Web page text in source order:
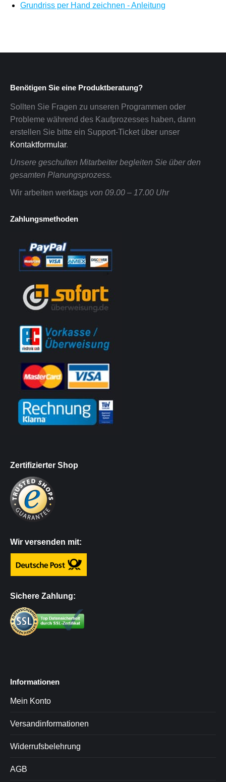
Grundriss per Hand zeichnen - Anleitung
Benötigen Sie eine Produktberatung?
Sollten Sie Fragen zu unseren Programmen oder
Probleme während des Kaufprozesses haben, dann
erstellen Sie bitte ein Support-Ticket über unser
Kontaktformular.
Unsere geschulten Mitarbeiter begleiten Sie über den
gesamten Planungsprozess.
Wir arbeiten werktags von 09.00 – 17.00 Uhr
Zahlungsmethoden
Zertifizierter Shop
Wir versenden mit:
Sichere Zahlung:
Informationen
Mein Konto
Versandinformationen
Widerrufsbelehrung
AGB